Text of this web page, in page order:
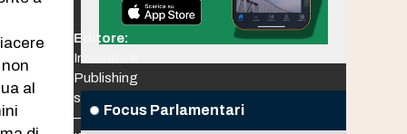
al
Focus Parlamentari
Editore:
Innovative
Publishing
srl
–